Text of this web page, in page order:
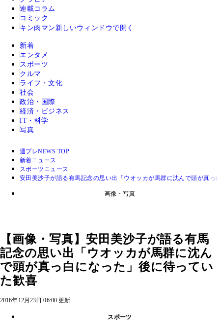
連載コラム
コミック
キン肉マン 新しいウィンドウで開く
新着
エンタメ
スポーツ
クルマ
ライフ・文化
社会
政治・国際
経済・ビジネス
IT・科学
写真
週プレNEWS TOP
新着ニュース
スポーツニュース
安田美沙子が語る有馬記念の思い出「ウオッカが馬群に沈んで頭が真っ
画像・写真
【画像・写真】安田美沙子が語る有馬
記念の思い出「ウオッカが馬群に沈ん
で頭が真っ白になった」後に待ってい
た歓喜
2016年12月23日 06:00 更新
スポーツ